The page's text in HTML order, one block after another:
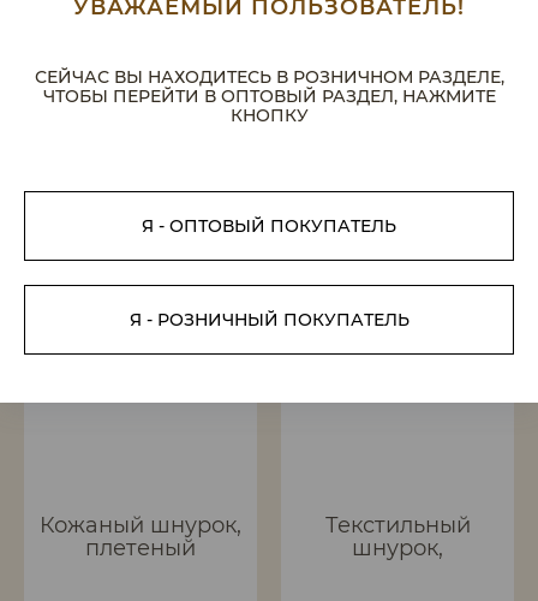
Уважаемые покупатели! Цены
Уважаемые покупатели! Цены
на сайте частично могут быть
-10%
Кожаный шнурок,
плетеный
-10%
Текстильный
шнурок,
УВАЖАЕМЫЙ ПОЛЬЗОВАТЕЛЬ!
СЕЙЧАС ВЫ НАХОДИТЕСЬ В РОЗНИЧНОМ РАЗДЕЛЕ,
ЧТОБЫ ПЕРЕЙТИ В ОПТОВЫЙ РАЗДЕЛ, НАЖМИТЕ
КНОПКУ
Я - ОПТОВЫЙ ПОКУПАТЕЛЬ
Я - РОЗНИЧНЫЙ ПОКУПАТЕЛЬ